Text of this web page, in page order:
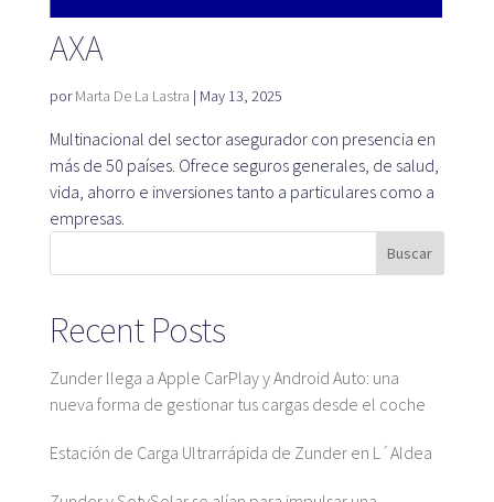
AXA
porMarta De La Lastra | May 13, 2025
Multinacional del sector asegurador con presencia en
más de 50 países. Ofrece seguros generales, de salud,
vida, ahorro e inversiones tanto a particulares como a
empresas.
Buscar
Recent Posts
Zunder llega a Apple CarPlay y Android Auto: una
nueva forma de gestionar tus cargas desde el coche
Estación de Carga Ultrarrápida de Zunder en L´Aldea